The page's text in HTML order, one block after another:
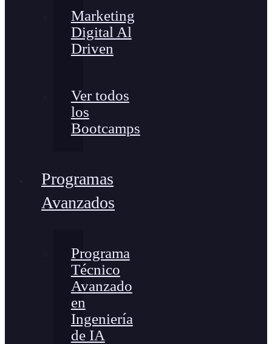
Marketing
Digital Al
Driven
Ver todos
los
Bootcamps
Programas
Avanzados
Programa
Técnico
Avanzado
en
Ingeniería
de IA